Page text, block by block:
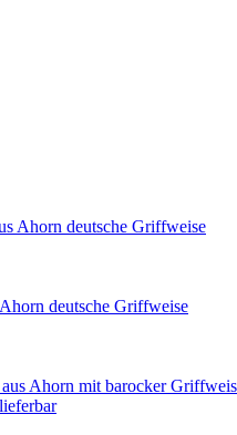
deutsche Griffweise